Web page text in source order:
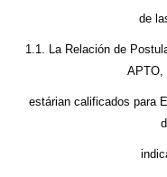
de
1.1. La Relación de
APTO,
estárian calificados para